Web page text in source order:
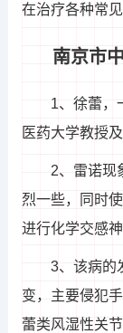
在治疗各种常
南京市
1、徐蕾，
医药大学教授
2、雷诺现
烈一些，同时
进行化学交感神
3、该病的
变，主要侵犯
蕾类风湿性关